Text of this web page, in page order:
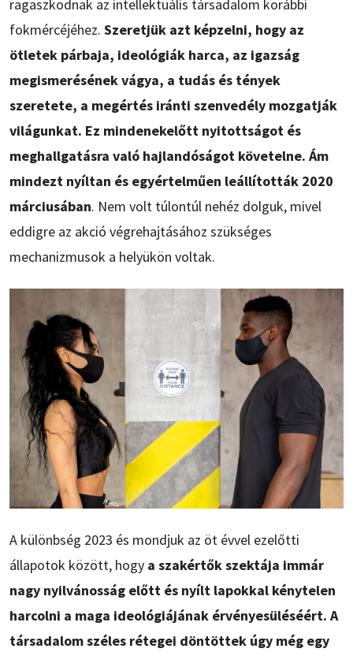
ragaszkodnak az intellektuális társadalom korábbi
fokmércéjéhez. Szeretjük azt képzelni, hogy az
ötletek párbaja, ideológiák harca, az igazság
megismerésének vágya, a tudás és tények
szeretete, a megértés iránti szenvedély mozgatják
világunkat. Ez mindenekelőtt nyitottságot és
meghallgatásra való hajlandóságot követelne. Ám
mindezt nyíltan és egyértelműen leállították 2020
márciusában. Nem volt túlontúl nehéz dolguk, mivel
eddigre az akció végrehajtásához szükséges
mechanizmusok a helyükön voltak.
A különbség 2023 és mondjuk az öt évvel ezelőtti
állapotok között, hogy a szakértők szektája immár
nagy nyilvánosság előtt és nyílt lapokkal kénytelen
harcolni a maga ideológiájának érvényesüléséért. A
társadalom széles rétegei döntöttek úgy még egy